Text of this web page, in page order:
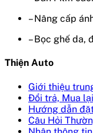
– Nâng cấp
– Bọc ghế da,
Thiện Auto
Giới thiệu
Đổi trả, Mua
Hướng dẫn
Câu Hỏi